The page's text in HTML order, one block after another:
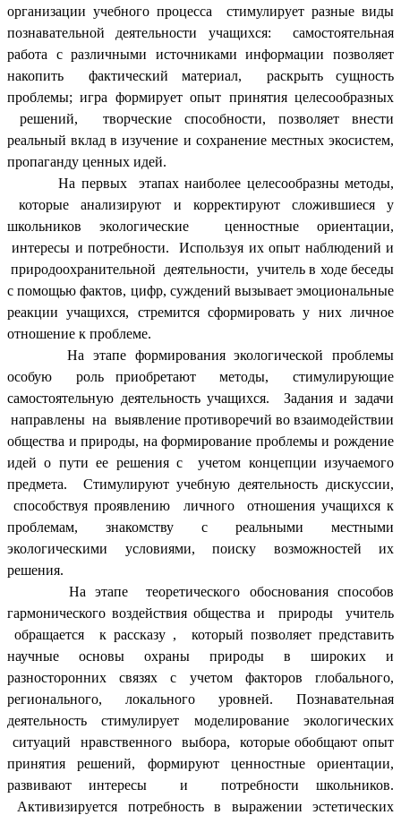
организации учебного процесса стимулирует разные виды
познавательной деятельности учащихся: самостоятельная
работа с различными источниками информации позволяет
накопить фактический материал, раскрыть сущность
проблемы; игра формирует опыт принятия целесообразных
решений, творческие способности, позволяет внести
реальный вклад в изучение и сохранение местных экосистем,
пропаганду ценных идей.
На первых этапах наиболее целесообразны методы,
которые анализируют и корректируют сложившиеся у
школьников экологические ценностные ориентации,
интересы и потребности. Используя их опыт наблюдений и
природоохранительной деятельности, учитель в ходе беседы
с помощью фактов, цифр, суждений вызывает эмоциональные
реакции учащихся, стремится сформировать у них личное
отношение к проблеме.
На этапе формирования экологической проблемы
особую роль приобретают методы, стимулирующие
самостоятельную деятельность учащихся. Задания и задачи
направлены на выявление противоречий во взаимодействии
общества и природы, на формирование проблемы и рождение
идей о пути ее решения с учетом концепции изучаемого
предмета. Стимулируют учебную деятельность дискуссии,
способствуя проявлению личного отношения учащихся к
проблемам, знакомству с реальными местными
экологическими условиями, поиску возможностей их
решения.
На этапе теоретического обоснования способов
гармонического воздействия общества и природы учитель
обращается к рассказу , который позволяет представить
научные основы охраны природы в широких и
разносторонних связях с учетом факторов глобального,
регионального, локального уровней. Познавательная
деятельность стимулирует моделирование экологических
ситуаций нравственного выбора, которые обобщают опыт
принятия решений, формируют ценностные ориентации,
развивают интересы и потребности школьников.
Активизируется потребность в выражении эстетических